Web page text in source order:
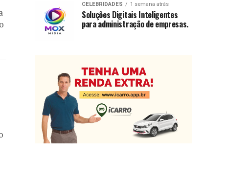
CELEBRIDADES 1 semana atrás
Soluções Digitais Inteligentes
para administração de empresas.